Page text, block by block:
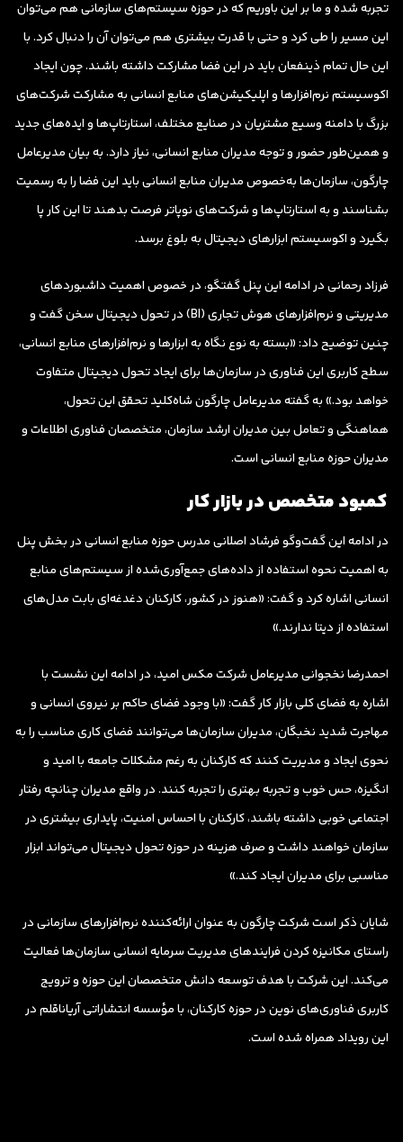
تجربه شده و ما بر این باوریم که در حوزه سیستم‌های سازمانی هم می‌توان
این مسیر را طی کرد و حتی با قدرت بیشتری هم می‌توان آن را دنبال کرد. با
این حال تمام ذینفعان باید در این فضا مشارکت داشته باشند. چون ایجاد
اکوسیستم نرم‌افزارها و اپلیکیشن‌های منابع انسانی به مشارکت شرکت‌های
بزرگ با دامنه وسیع مشتریان در صنایع مختلف، استارتاپ‌ها و ایده‌های جدید
و همین‌طور حضور و توجه مدیران منابع انسانی، نیاز دارد. به بیان مدیرعامل
چارگون، سازمان‌ها به‌خصوص مدیران منابع انسانی باید این فضا را به رسمیت
بشناسند و به استارتاپ‌ها و شرکت‌های نوپاتر فرصت بدهند تا این کار پا
بگیرد و اکوسیستم ابزارهای دیجیتال به بلوغ برسد.
فرزاد رحمانی در ادامه این پنل گفتگو، در خصوص اهمیت داشبوردهای
مدیریتی و نرم‌افزارهای هوش تجاری (BI) در تحول دیجیتال سخن گفت و
چنین توضیح داد: «بسته به نوع نگاه به ابزارها و نرم‌افزارهای منابع انسانی،
سطح کاربری این فناوری در سازمان‌ها برای ایجاد تحول دیجیتال متفاوت
خواهد بود.» به گفته مدیرعامل چارگون شاه‌کلید تحقق این تحول،
هماهنگی و تعامل بین مدیران ارشد سازمان، متخصصان فناوری اطلاعات و
مدیران حوزه منابع انسانی است.
کمبود متخصص در بازار کار
در ادامه این گفت‌وگو فرشاد اصلانی مدرس حوزه منابع انسانی در بخش پنل
به اهمیت نحوه استفاده از داده‌های جمع‌آوری‌شده از سیستم‌های منابع
انسانی اشاره کرد و گفت: «هنوز در کشور، کارکنان دغدغه‌ای بابت مدل‌های
استفاده از دیتا ندارند.»
احمدرضا نخجوانی مدیرعامل شرکت مکس امید، در ادامه این نشست با
اشاره به فضای کلی بازار کار گفت: «با وجود فضای حاکم بر نیروی انسانی و
مهاجرت شدید نخبگان، مدیران سازمان‌ها می‌توانند فضای کاری مناسب را به
نحوی ایجاد و مدیریت کنند که کارکنان به رغم مشکلات جامعه با امید و
انگیزه، حس خوب و تجربه بهتری را تجربه کنند. در واقع مدیران چنانچه رفتار
اجتماعی خوبی داشته باشند، کارکنان با احساس امنیت، پایداری بیشتری در
سازمان خواهند داشت و صرف هزینه در حوزه تحول دیجیتال می‌تواند ابزار
مناسبی برای مدیران ایجاد کند.»
شایان ذکر است شرکت چارگون به عنوان ارائه‌کننده نرم‌افزارهای سازمانی در
راستای مکانیزه کردن فرایندهای مدیریت سرمایه انسانی سازمان‌ها فعالیت
می‌کند. این شرکت با هدف توسعه دانش متخصصان این حوزه و ترویج
کاربری فناوری‌های نوین در حوزه کارکنان، با مؤسسه انتشاراتی آریاناقلم در
این رویداد همراه شده است.